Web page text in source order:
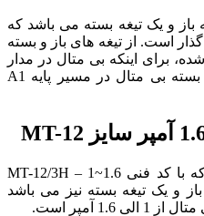
و یک تیغه بسته می باشد که
است. از تیغه های باز و بسته
برای اینکه بی متال در مدار
فرمان قرار بگیرد کافیست تیغه بسته بی متال در مسیر پایه A1
بی متال 1 الی 1.6 آمپر ال اس که با کد فنی MT-12/3H – 1~1.6
و یک تیغه بسته نیز می باشد
آمپر است.